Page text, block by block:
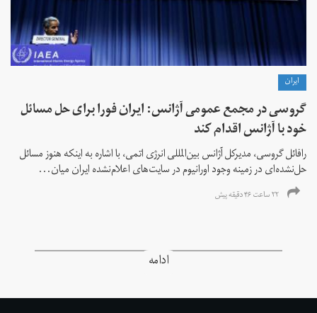
ايران
گروسی در مجمع عمومی آژانس: ایران فورا برای حل مسائل
خود با آژانس اقدام کند
رافائل گروسی، مدیرکل آژانس بین‌المللی انرژی اتمی، با اشاره به اینکه هنوز مسائل
حل‌نشده‌ای در زمینه وجود اورانیوم در سایت‌های اعلام‌نشده ایران میان...
۲۲ ساعت ۴۶ دقیقه پیش
ادامه